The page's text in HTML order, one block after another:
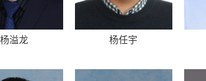
杨溢龙 杨任宇